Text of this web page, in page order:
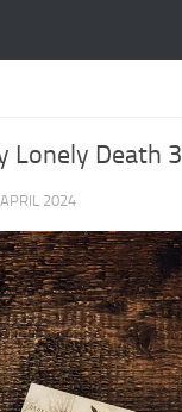
Lonely Death 3
2024